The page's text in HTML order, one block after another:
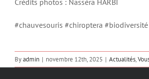
Crédits photos : Nasséra HARBI
#chauvesouris #chiroptera
Byadmin | novembre 12th, 2025 | Actualités,